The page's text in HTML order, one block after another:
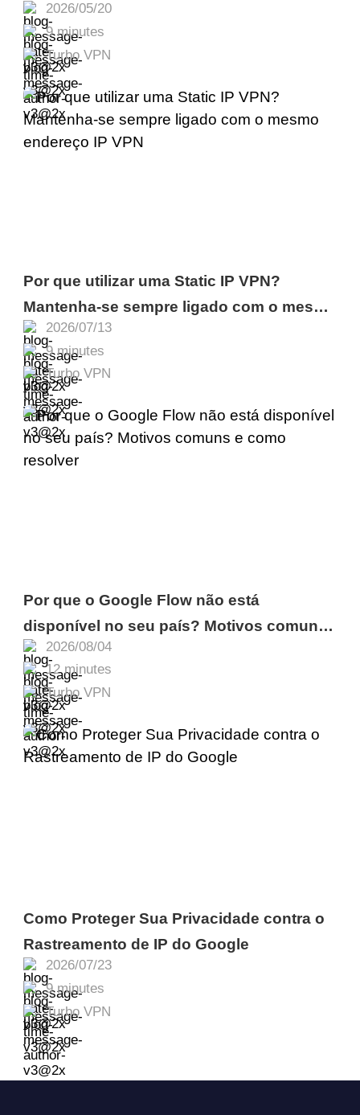
2026/05/20
9 minutes
Turbo VPN
Turbo VPN
2026/07/13
9 minutes
Turbo VPN
Por que utilizar uma Static IP VPN?
Mantenha-se sempre ligado com o mesmo
endereço IP VPN
2026/08/04
12 minutes
Turbo VPN
Por que o Google Flow não está
disponível no seu país? Motivos comuns
e como resolver
2026/07/23
9 minutes
Turbo VPN
Como Proteger Sua Privacidade contra o
Rastreamento de IP do Google